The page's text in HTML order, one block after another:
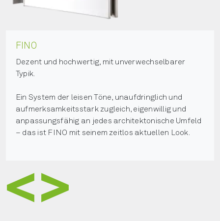
PRONTO
Schnörkellos, sachlich, informativ.
konzentriert, ohne jedes ablenkende Beiwerk – so
leitet PRONTO den Suchenden klar und sachlich
zum gewünschten Ziel.